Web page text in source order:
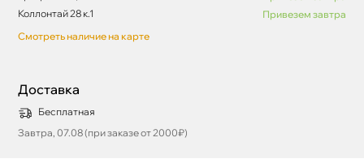
Коллонтай 28 к.1
Привезем завтра
Смотреть наличие на карте
Доставка
Бесплатная
Завтра, 07.08 (при заказе от 2000₽)